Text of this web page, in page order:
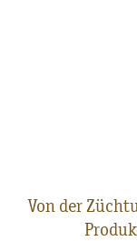
Von der